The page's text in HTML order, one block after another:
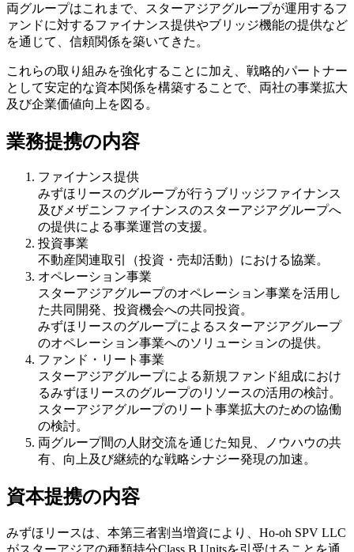
両グループはこれまで、スターアジアグループが運用するフ
ァンドに対するファイナンス提供やブリッジ機能の提供など
を通じて、信頼関係を築いてきた。
これらの取り組みを強化することに加え、戦略的パートナー
として安定的な資本関係を構築することで、両社の事業拡大
及び企業価値向上を図る。
業務提携の内容
ファイナンス提供
みずほリースのグループが行うブリッジファイナンス
及びメザニンファイナンスのスターアジアグループへ
の提供による事業運営の支援。
投資事業
不動産関連取引（投資・売却活動）における協業。
オペレーション事業
スターアジアグループのオペレーション事業を活用し
た共同開発、投資機会への共同投資。
みずほリースのグループによるスターアジアグループ
のオペレーション事業へのソリューションの提供。
ファンド・リート事業
スターアジアグループによる新規ファンド組成におけ
るみずほリースのグループのリソースの活用の検討。
スターアジアグループのリート事業拡大のための協働
の検討。
両グループ間の人財交流を通じた知見、ノウハウの共
有、向上及び継続的な戦略シナジー発現の加速。
資本提携の内容
みずほリースは、本第三者割当増資により、Ho-oh SPV LLC